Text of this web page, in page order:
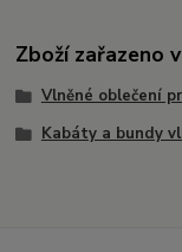
Zboží zařazeno
Vlněné oblečení
Kabáty a bundy